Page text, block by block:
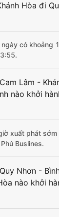
Hòa đi
ngày có khoảng
Lâm -
nào khởi
xuất phát
Buslines.
Nhơn -
nào khởi